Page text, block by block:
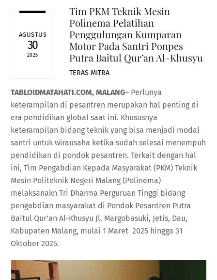
AGUSTUS
30
2025
Tim PKM Teknik Mesin
Polinema Pelatihan
Penggulungan Kumparan
Motor Pada Santri Ponpes
Putra Baitul Qur’an Al-Khusyu
TERAS MITRA
TABLOIDMATAHATI.COM, MALANG– Perlunya
keterampilan di pesantren merupakan hal penting di
era pendidikan global saat ini. Khususnya
keterampilan bidang teknik yang bisa menjadi modal
santri untuk wirausaha ketika sudah selesai menempuh
pendidikan di pondok pesantren. Terkait dengan hal
ini, Tim Pengabdian Kepada Masyarakat (PKM) Teknik
Mesin Politeknik Negeri Malang (Polinema)
melaksanakn Tri Dharma Perguruan Tinggi bidang
pengabdian masyarakat di Pondok Pesantren Putra
Baitul Qur’an Al-Khusyu Jl. Margobasuki, Jetis, Dau,
Kabupaten Malang, mulai 1 Maret 2025 hingga 31
Oktober 2025.